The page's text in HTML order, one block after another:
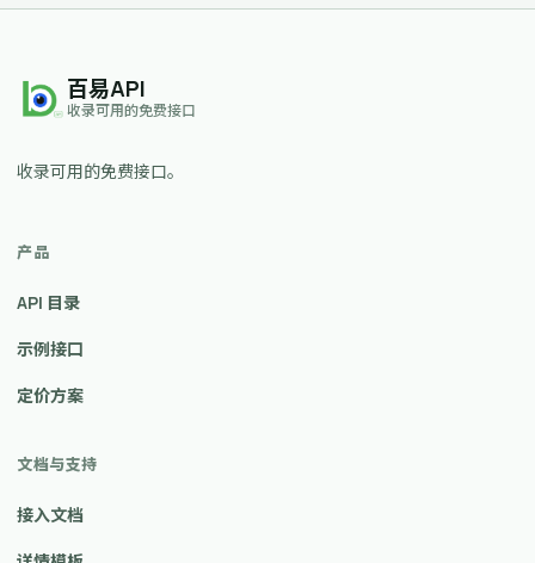
百易API
收录可用的免费接口
收录可用的免费接口。
产品
API 目录
示例接口
定价方案
文档与支持
接入文档